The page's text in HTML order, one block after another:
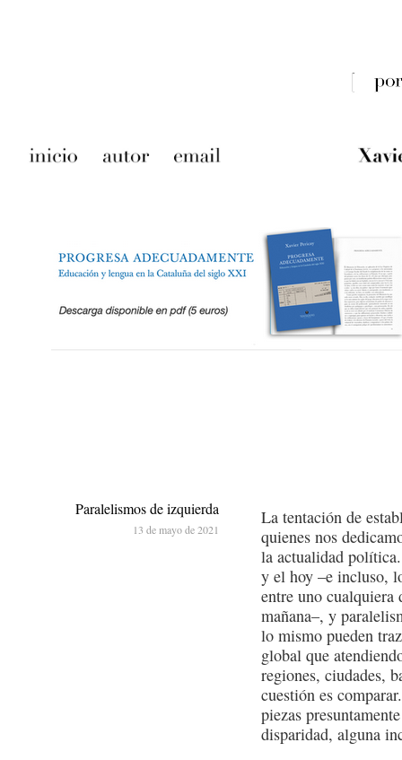
La tentación de
quienes nos
la actualidad
y el hoy –e incluso,
entre uno cualquiera
mañana–, y
lo mismo pueden
global que
regiones, ciudades,
cuestión es
piezas
disparidad, alguna
Paralelismos de izquierda
13 de mayo de 2021